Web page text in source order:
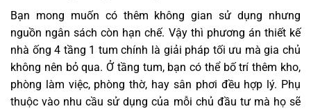
Bạn mong muốn có thêm không gian sử dụng nhưng
nguồn ngân sách còn hạn chế. Vậy thì phương án thiết kế
nhà ống 4 tầng 1 tum chính là giải pháp tối ưu mà gia chủ
không nên bỏ qua. Ở tầng tum, bạn có thể bố trí thêm kho,
phòng làm việc, phòng thờ, hay sân phơi đều hợp lý. Phụ
thuộc vào nhu cầu sử dụng của mỗi chủ đầu tư mà họ sẽ